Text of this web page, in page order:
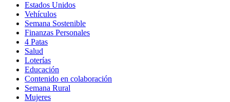
Estados Unidos
Vehículos
Semana Sostenible
Finanzas Personales
4 Patas
Salud
Loterías
Educación
Contenido en colaboración
Semana Rural
Mujeres